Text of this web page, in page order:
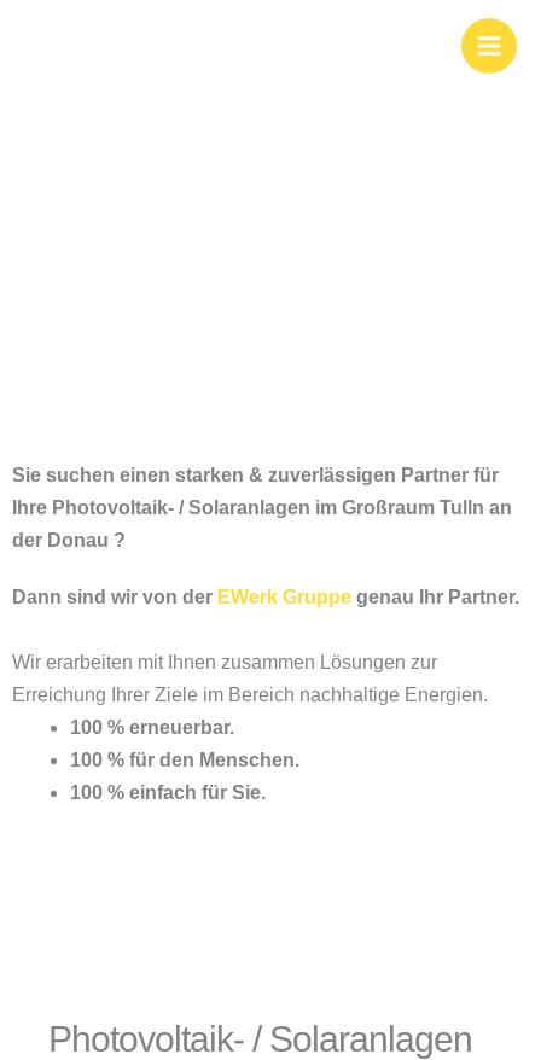
Photovoltaik und
Sie suchen einen starken & zuverlässigen Partner für
Ihre Photovoltaik- / Solaranlagen im Großraum Tulln an
der Donau ?
Dann sind wir von der EWerk Gruppe genau Ihr Partner.
Wir erarbeiten mit Ihnen zusammen Lösungen zur
Erreichung Ihrer Ziele im Bereich nachhaltige Energien.
100 % erneuerbar.
100 % für den Menschen.
100 % einfach für Sie.
Photovoltaik- / Solaranlagen